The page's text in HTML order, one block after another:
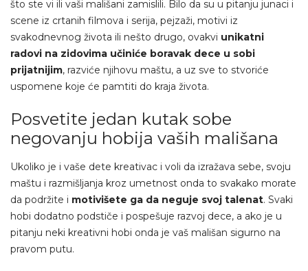
što ste vi ili vaši mališani zamislili. Bilo da su u pitanju junaci i
scene iz crtanih filmova i serija, pejzaži, motivi iz
svakodnevnog života ili nešto drugo, ovakvi unikatni
radovi na zidovima učiniće boravak dece u sobi
prijatnijim, razviće njihovu maštu, a uz sve to stvoriće
uspomene koje će pamtiti do kraja života.
Posvetite jedan kutak sobe
negovanju hobija vaših mališana
Ukoliko je i vaše dete kreativac i voli da izražava sebe, svoju
maštu i razmišljanja kroz umetnost onda to svakako morate
da podržite i motivišete ga da neguje svoj talenat. Svaki
hobi dodatno podstiče i pospešuje razvoj dece, a ako je u
pitanju neki kreativni hobi onda je vaš mališan sigurno na
pravom putu.